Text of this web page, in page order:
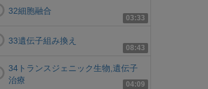
03:33
32細胞融合
08:43
33遺伝子組み換え
04:09
34トランスジェニック生物,遺伝子
治療